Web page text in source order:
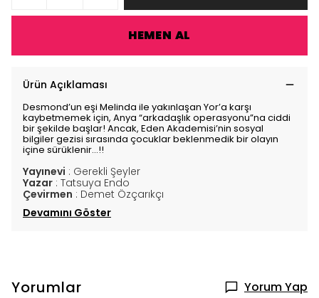
HEMEN AL
Ürün Açıklaması
Desmond’un eşi Melinda ile yakınlaşan Yor’a karşı
kaybetmemek için, Anya “arkadaşlık operasyonu”na ciddi
bir şekilde başlar! Ancak, Eden Akademisi’nin sosyal
bilgiler gezisi sırasında çocuklar beklenmedik bir olayın
içine sürüklenir…!!
Yayınevi : Gerekli Şeyler
Yazar : Tatsuya Endo
Çevirmen : Demet Özçarıkçı
Devamını Göster
Yorumlar Yorum Yap